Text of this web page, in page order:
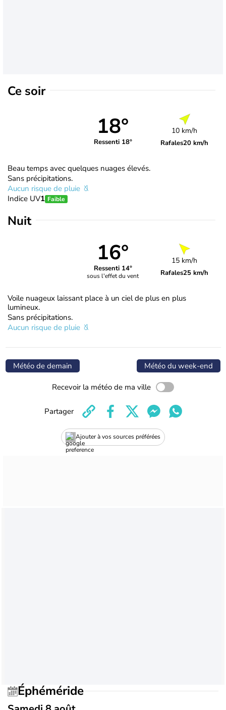
Ce soir
18°
Ressenti 18°
10 km/h
Rafales20 km/h
Beau temps avec quelques nuages élevés.
Sans précipitations.
Aucun risque de pluie
Indice UV1 Faible
Nuit
16°
Ressenti 14°
sous l'effet du vent
15 km/h
Rafales25 km/h
Voile nuageux laissant place à un ciel de plus en plus
lumineux.
Sans précipitations.
Aucun risque de pluie
Météo de demain Météo du week-end
Recevoir la météo de ma ville
Ajouter à vos sources préférées
Partager
Éphéméride